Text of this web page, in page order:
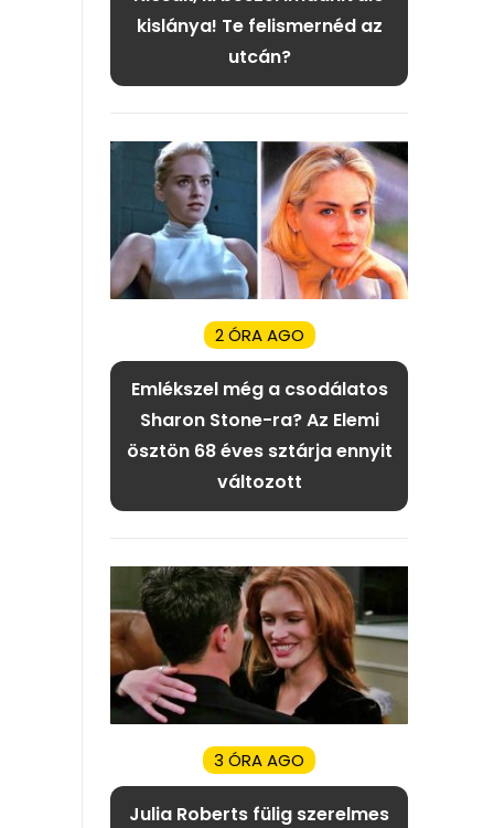
kislánya! Te felismernéd az
utcán?
2 ÓRA AGO
Emlékszel még a csodálatos
Sharon Stone-ra? Az Elemi
ösztön 68 éves sztárja ennyit
változott
3 ÓRA AGO
Julia Roberts fülig szerelmes